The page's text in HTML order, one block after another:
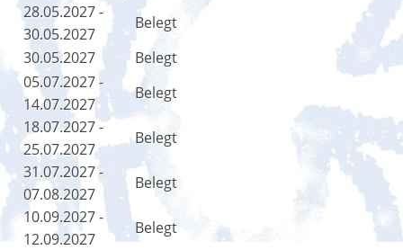
28.05.2027 -
30.05.2027
Belegt
30.05.2027
Belegt
05.07.2027 -
14.07.2027
Belegt
18.07.2027 -
25.07.2027
Belegt
31.07.2027 -
07.08.2027
Belegt
10.09.2027 -
12.09.2027
Belegt